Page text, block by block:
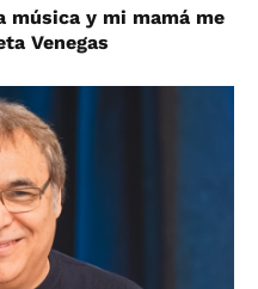
música y mi mamá me
Venegas